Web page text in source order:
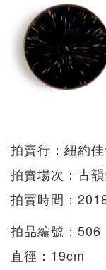
拍賣行：紐約
拍賣場次：古
拍賣時間：
拍品編號：506
直徑：19cm